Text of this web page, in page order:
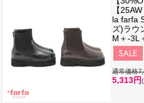
【
la farfa
ズ)ラウ
M＋-3L
通常価格
5,313円